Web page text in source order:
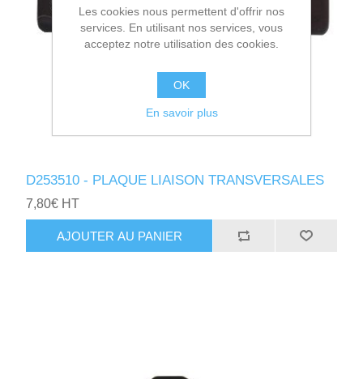
D253510 - PLAQUE LIAISON TRANSVERSALES
7,80€ HT
AJOUTER AU PANIER
Les cookies nous permettent d'offrir nos
services. En utilisant nos services, vous
acceptez notre utilisation des cookies.
OK
En savoir plus